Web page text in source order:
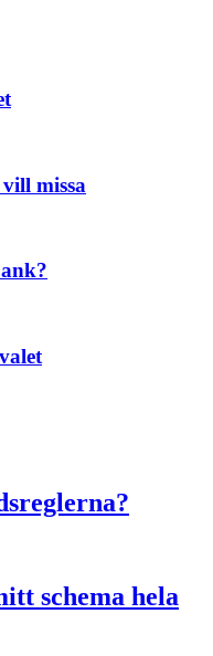
missa
schema hela